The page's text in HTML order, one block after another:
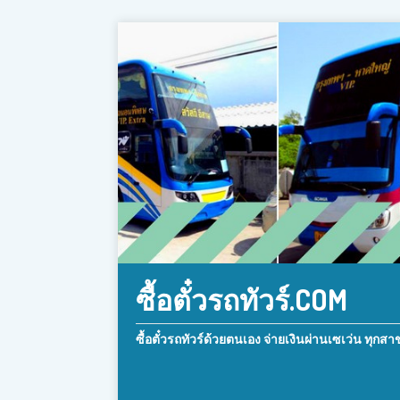
ซื้อตั๋วรถทัวร์.COM
ซื้อตั๋วรถทัวร์ด้วยตนเอง จ่ายเงินผ่านเซเว่น ทุกสา